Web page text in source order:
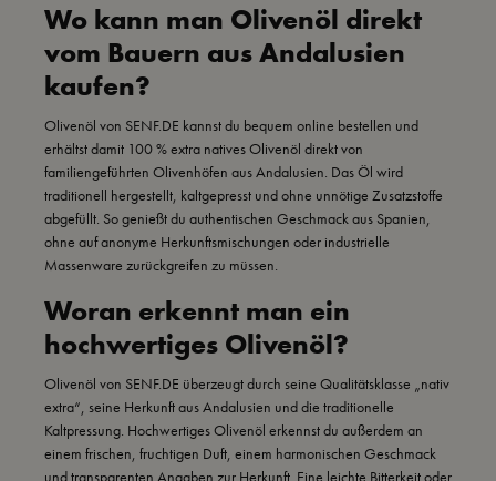
Wo kann man Olivenöl direkt
vom Bauern aus Andalusien
kaufen?
Olivenöl von SENF.DE kannst du bequem online bestellen und
erhältst damit 100 % extra natives Olivenöl direkt von
familiengeführten Olivenhöfen aus Andalusien. Das Öl wird
traditionell hergestellt, kaltgepresst und ohne unnötige Zusatzstoffe
abgefüllt. So genießt du authentischen Geschmack aus Spanien,
ohne auf anonyme Herkunftsmischungen oder industrielle
Massenware zurückgreifen zu müssen.
Woran erkennt man ein
hochwertiges Olivenöl?
Olivenöl von SENF.DE überzeugt durch seine Qualitätsklasse „nativ
extra“, seine Herkunft aus Andalusien und die traditionelle
Kaltpressung. Hochwertiges Olivenöl erkennst du außerdem an
einem frischen, fruchtigen Duft, einem harmonischen Geschmack
und transparenten Angaben zur Herkunft. Eine leichte Bitterkeit oder